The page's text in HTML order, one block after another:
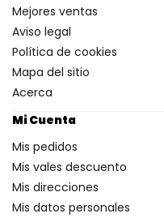
Mejores ventas
Aviso legal
Política de cookies
Mapa del sitio
Acerca
Mi Cuenta
Mis pedidos
Mis vales descuento
Mis direcciones
Mis datos personales